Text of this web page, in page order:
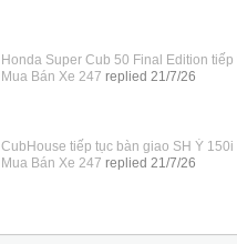
Honda Super Cub 50 Final Edition tiếp
Mua Bán Xe 247 replied 21/7/26
CubHouse tiếp tục bàn giao SH Ý 150i
Mua Bán Xe 247 replied 21/7/26